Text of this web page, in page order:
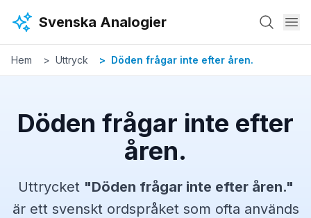
Svenska Analogier
Hem Uttryck Döden frågar inte efter åren.
Döden frågar inte efter
åren.
Uttrycket "Döden frågar inte efter åren."
är ett svenskt ordspråket som ofta används